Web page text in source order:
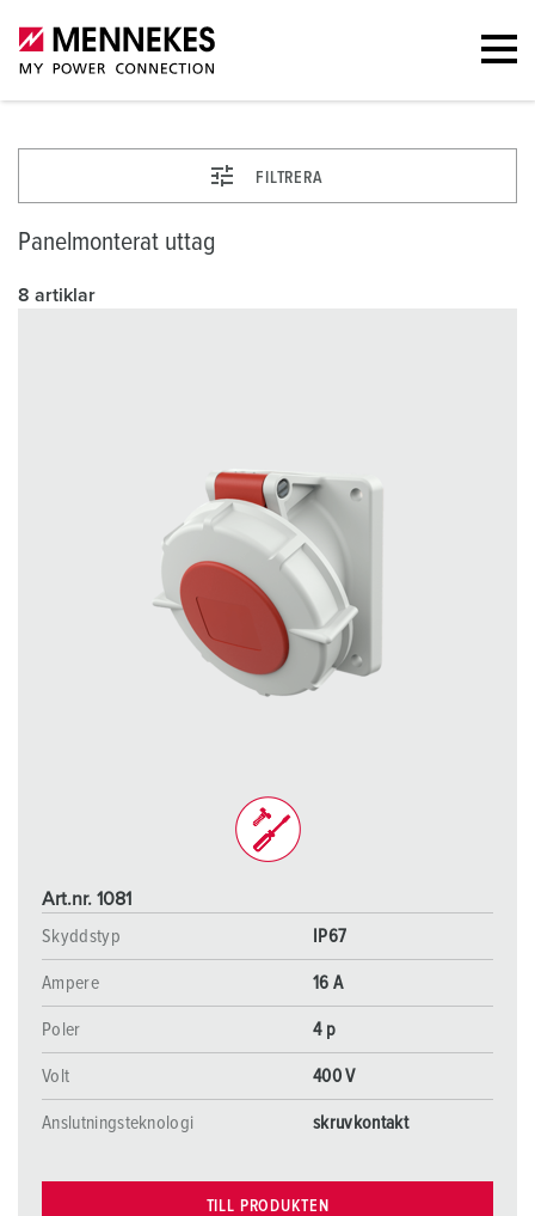
FILTRERA
Panelmonterat uttag
8 artiklar
Art.nr. 1081
Skyddstyp
IP67
Ampere 16 A
Poler 4 p
Volt 400 V
Anslutningsteknologi skruvkontakt
TILL PRODUKTEN